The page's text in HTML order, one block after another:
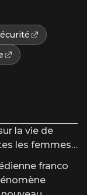
la vie de
les femmes…
franco